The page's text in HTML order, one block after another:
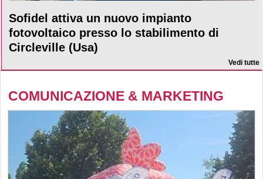
Sofidel attiva un nuovo impianto
fotovoltaico presso lo stabilimento di
Circleville (Usa)
Vedi tutte
COMUNICAZIONE & MARKETING